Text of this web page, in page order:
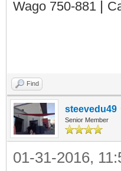
Wago 750-881 |
Find
steevedu49
Senior Member
01-31-2016,